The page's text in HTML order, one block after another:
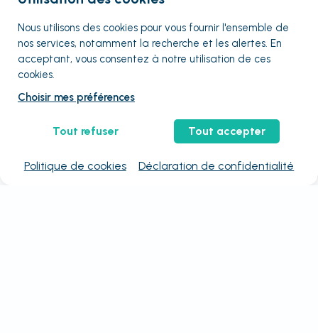
Nous utilisons des cookies pour vous fournir l'ensemble de
nos services, notamment la recherche et les alertes. En
acceptant, vous consentez à notre utilisation de ces
cookies.
Choisir mes préférences
Tout refuser Tout accepter
Politique de cookies Déclaration de confidentialité